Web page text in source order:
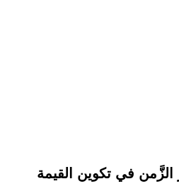
الزَّمن في تكوين القيمة